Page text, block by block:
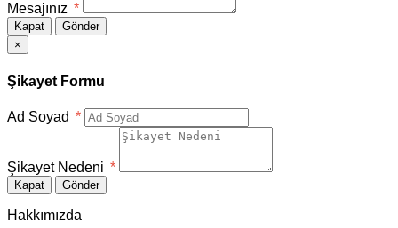
Mesajınız *
Kapat
Gönder
×
Şikayet Formu
Ad Soyad *
Şikayet Nedeni *
Kapat Gönder
Hakkımızda